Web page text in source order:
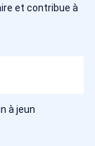
et contribue à
à jeun